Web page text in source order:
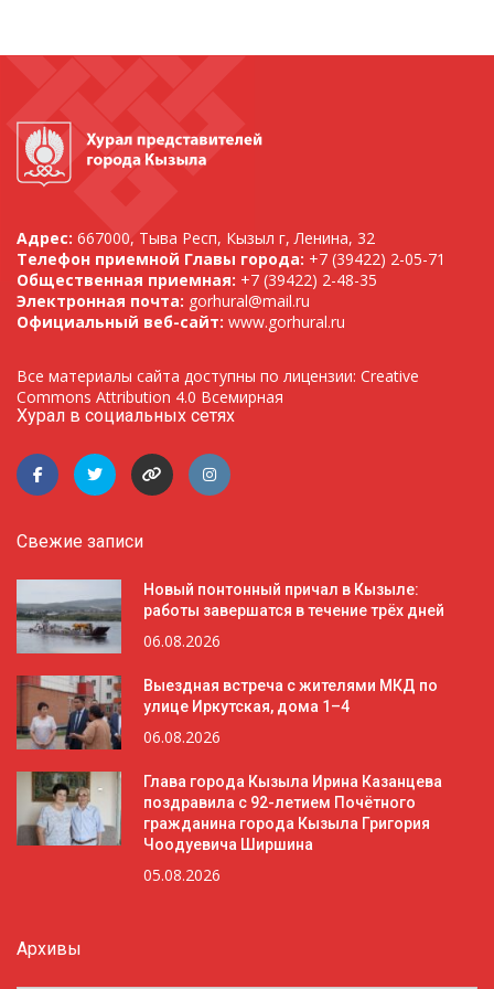
Адрес: 667000, Тыва Респ, Кызыл г, Ленина, 32
Телефон приемной Главы города: +7 (39422) 2-05-71
Общественная приемная: +7 (39422) 2-48-35
Электронная почта: gorhural@mail.ru
Официальный веб-сайт: www.gorhural.ru
Все материалы сайта доступны по лицензии: Creative
Commons Attribution 4.0 Всемирная
Хурал в социальных сетях
Свежие записи
Новый понтонный причал в Кызыле:
работы завершатся в течение трёх дней
06.08.2026
Выездная встреча с жителями МКД по
улице Иркутская, дома 1–4
06.08.2026
Глава города Кызыла Ирина Казанцева
поздравила с 92-летием Почётного
гражданина города Кызыла Григория
Чоодуевича Ширшина
05.08.2026
Архивы